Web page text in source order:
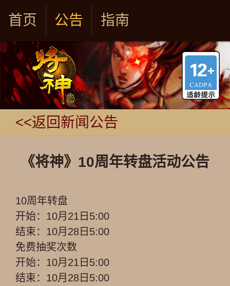
首页 公告 指南
<<返回新闻公告
《将神》10周年转盘活动公告
10周年转盘
开始：10月21日5:00
结束：10月28日5:00
免费抽奖次数
开始：10月21日5:00
结束：10月28日5:00